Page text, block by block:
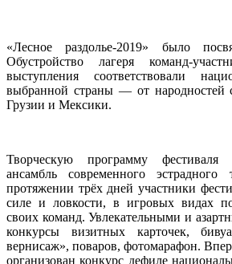
«Лесное раздолье-2019» было
Обустройство лагеря команд-
выступления соответствовали
выбранной страны — от народностей
Грузии и Мексики.
Творческую программу фестиваля
ансамбль современного
протяжении трёх дней участники
силе и ловкости, в игровых видах
своих команд. Увлекательными и
конкурсы визитных карточек,
вернисаж», поваров, фотомарафон.
организован конкурс дефиле